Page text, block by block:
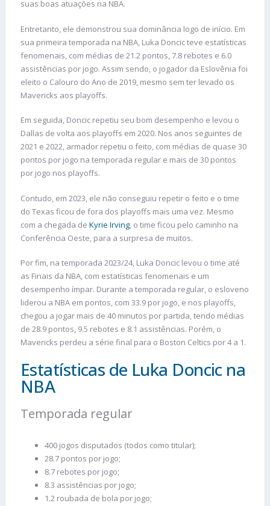
suas boas atuações na NBA.
Entretanto, ele demonstrou sua dominância logo de início. Em
sua primeira temporada na NBA, Luka Doncic teve estatísticas
fenomenais, com médias de 21.2 pontos, 7.8 rebotes e 6.0
assistências por jogo. Assim sendo, o jogador da Eslovênia foi
eleito o Calouro do Ano de 2019, mesmo sem ter levado os
Mavericks aos playoffs.
Em seguida, Doncic repetiu seu bom desempenho e levou o
Dallas de volta aos playoffs em 2020. Nos anos seguintes de
2021 e 2022, armador repetiu o feito, com médias de quase 30
pontos por jogo na temporada regular e mais de 30 pontos
por jogo nos playoffs.
Contudo, em 2023, ele não conseguiu repetir o feito e o time
do Texas ficou de fora dos playoffs mais uma vez. Mesmo
com a chegada de Kyrie Irving, o time ficou pelo caminho na
Conferência Oeste, para a surpresa de muitos.
Por fim, na temporada 2023/24, Luka Doncic levou o time até
as Finais da NBA, com estatísticas fenomenais e um
desempenho ímpar. Durante a temporada regular, o esloveno
liderou a NBA em pontos, com 33.9 por jogo, e nos playoffs,
chegou a jogar mais de 40 minutos por partida, tendo médias
de 28.9 pontos, 9.5 rebotes e 8.1 assistências. Porém, o
Mavericks perdeu a série final para o Boston Celtics por 4 a 1.
Estatísticas de Luka Doncic na
NBA
Temporada regular
400 jogos disputados (todos como titular);
28.7 pontos por jogo;
8.7 rebotes por jogo;
8.3 assistências por jogo;
1.2 roubada de bola por jogo;